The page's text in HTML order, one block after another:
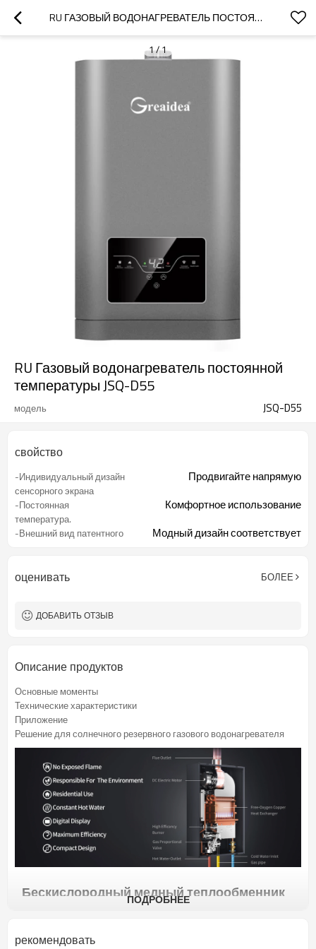
RU ГАЗОВЫЙ ВОДОНАГРЕВАТЕЛЬ ПОСТОЯННОЙ ТЕМПЕРАТУРЫ JSQ-D55
1/1
RU Газовый водонагреватель постоянной
температуры JSQ-D55
модель JSQ-D55
свойство
-Индивидуальный дизайн
сенсорного экрана
Продвигайте напрямую
-Постоянная
температура.
Комфортное использование
-Внешний вид патентного
Модный дизайн соответствует
теплообменник
оценивать БОЛЕЕ
ДОБАВИТЬ ОТЗЫВ
Описание продуктов
Основные моменты
Технические характеристики
Приложение
Решение для солнечного резервного газового водонагревателя
Бескислородный медный теплообменник
для здоровой воды при длительном
нашей повседневной жизни.
ПОДРОБНЕЕ
рекомендовать